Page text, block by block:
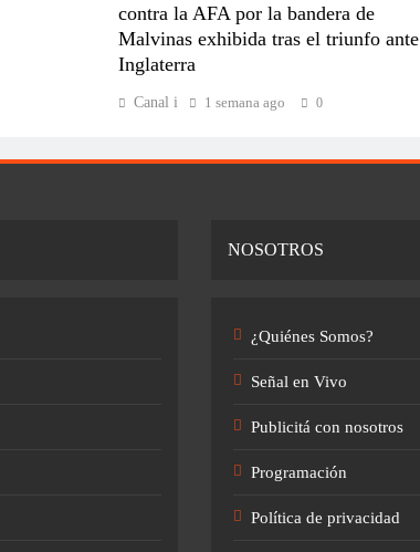
contra la AFA por la bandera de
Malvinas exhibida tras el triunfo ante
Inglaterra
Canal i 1 semana ago 0
NOSOTROS
¿Quiénes Somos?
Señal en Vivo
Publicitá con nosotros
Programación
Política de privacidad